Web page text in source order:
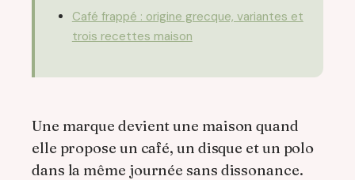
Café frappé : origine grecque, variantes et
trois recettes maison
Une marque devient une maison quand
elle propose un café, un disque et un polo
dans la même journée sans dissonance.